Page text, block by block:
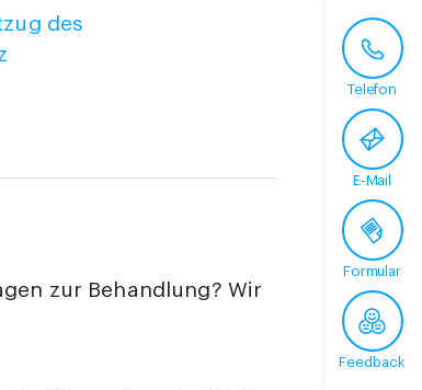
des
zur Behandlung? Wir
Telefon
E-Mail
Formular
Feedback